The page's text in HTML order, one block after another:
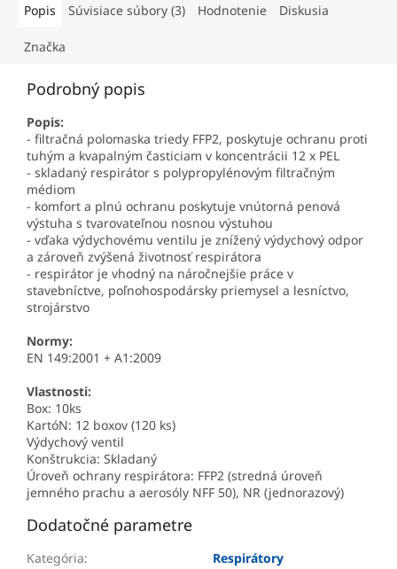
Popis Súvisiace súbory (3) Hodnotenie Diskusia
Značka
Podrobný popis
Popis:
- filtračná polomaska triedy FFP2, poskytuje ochranu proti
tuhým a kvapalným časticiam v koncentrácii 12 x PEL
- skladaný respirátor s polypropylénovým filtračným
médiom
- komfort a plnú ochranu poskytuje vnútorná penová
výstuha s tvarovateľnou nosnou výstuhou
- vďaka výdychovému ventilu je znížený výdychový odpor
a zároveň zvýšená životnosť respirátora
- respirátor je vhodný na náročnejšie práce v
stavebníctve, poľnohospodársky priemysel a lesníctvo,
strojárstvo
Normy:
EN 149:2001 + A1:2009
Vlastnosti:
Box: 10ks
KartóN: 12 boxov (120 ks)
Výdychový ventil
Konštrukcia: Skladaný
Úroveň ochrany respirátora: FFP2 (stredná úroveň
jemného prachu a aerosóly NFF 50), NR (jednorazový)
Dodatočné parametre
Kategória:
Respirátory